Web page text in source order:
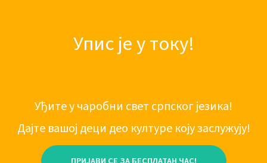
Упис је у току!
Уђите у чаробни свет српског језика!
Дајте вашој деци део културе коју заслужују!